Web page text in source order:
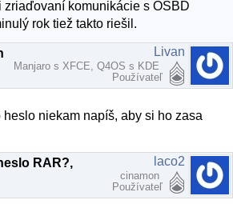
zriaďovaní komunikácie s OSBD
rok tiež takto riešil.
RAR?, Livan
Manjaro s XFCE, Q4OS s KDE
Používateľ
heslo niekam napíš, aby si ho zasa
RAR?, laco2
cinamon
Používateľ